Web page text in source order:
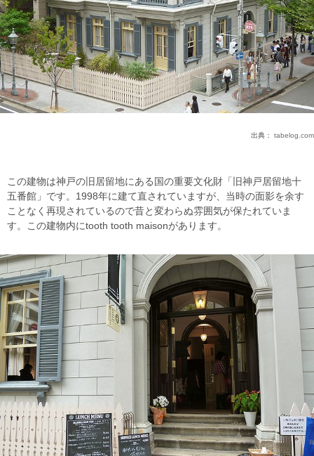
出典： tabelog.com
この建物は神戸の旧居留地にある国の重要文化財「旧神戸居留地十
五番館」です。1998年に建て直されていますが、当時の面影を余す
ことなく再現されているので昔と変わらぬ雰囲気が保たれていま
す。この建物内にtooth tooth maisonがあります。